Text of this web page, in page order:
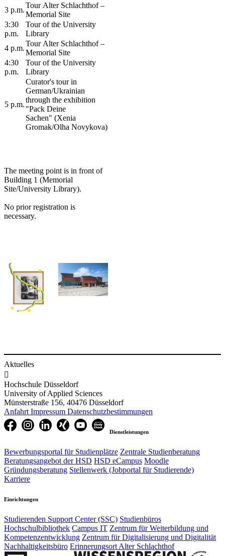
​​3 p.m.
​​Tour Alter Schlachthof –
Memorial Site
​3:30
p.m.
​Tour of the University
Library
​​4 p.m.
​​Tour Alter Schlachthof –
Memorial Site
​4:30
p.m.
​Tour of the University
Library
​5 p.m.
​Curator's tour in
German/Ukrainian
through the exhibition
"Pack Deine
Sachen" (Xenia
Gromak/Olha Novykova)​
The meeting point is in front of
Building 1 (Memorial
Site/University Library).
No prior registration is
necessary.
Aktuelles

Hochschule Düsseldorf
University of Applied Sciences
Münsterstraße 156, 40476 Düsseldorf
Anfahrt Impressum Datenschutzbestimmungen
Dienstleistungen
Bewerbungsportal für Studienplätze Zentrale Studienberatung
Beratungsangebot der HSD HSD eCampus Moodle
Gründungsberatung Stellenwerk (Jobportal für Studierende)
Karriere
Einrichtungen
Studierenden Support Center (SSC) Studienbüros
Hochschulbibliothek Campus IT Zentrum für Weiterbildung und
Kompetenzentwicklung Zentrum für Digitalisierung und Digitalität
Nachhaltigkeitsbüro Erinnerungsort Alter Schlachthof